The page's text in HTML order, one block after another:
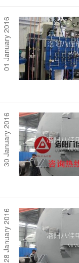
01 January 2016
30 January 2016
28 January 2016